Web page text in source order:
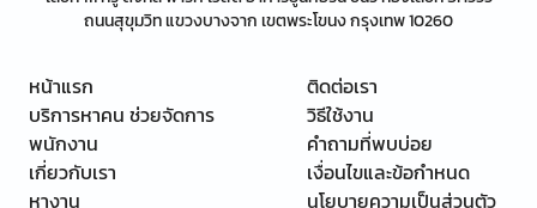
ถนนสุขุมวิท แขวงบางจาก เขตพระโขนง กรุงเทพ 10260
หน้าแรก
บริการหาคน ช่วยจัดการ
พนักงาน
เกี่ยวกับเรา
หางาน
ติดต่อเรา
วิธีใช้งาน
คำถามที่พบบ่อย
เงื่อนไขและข้อกำหนด
นโยบายความเป็นส่วนตัว